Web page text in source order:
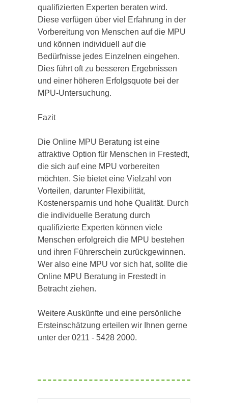
qualifizierten Experten beraten wird.
Diese verfügen über viel Erfahrung in der
Vorbereitung von Menschen auf die MPU
und können individuell auf die
Bedürfnisse jedes Einzelnen eingehen.
Dies führt oft zu besseren Ergebnissen
und einer höheren Erfolgsquote bei der
MPU-Untersuchung.
Fazit
Die Online MPU Beratung ist eine
attraktive Option für Menschen in Frestedt,
die sich auf eine MPU vorbereiten
möchten. Sie bietet eine Vielzahl von
Vorteilen, darunter Flexibilität,
Kostenersparnis und hohe Qualität. Durch
die individuelle Beratung durch
qualifizierte Experten können viele
Menschen erfolgreich die MPU bestehen
und ihren Führerschein zurückgewinnen.
Wer also eine MPU vor sich hat, sollte die
Online MPU Beratung in Frestedt in
Betracht ziehen.
Weitere Auskünfte und eine persönliche
Ersteinschätzung erteilen wir Ihnen gerne
unter der 0211 - 5428 2000.